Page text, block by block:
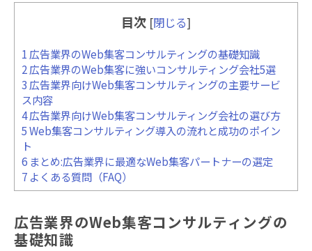
目次 [閉じる]
1 広告業界のWeb集客コンサルティングの基礎知識
2広告業界のWeb集客に強いコンサルティング会社5選
3 広告業界向けWeb集客コンサルティングの主要サービ
ス内容
4広告業界向けWeb集客コンサルティング会社の選び方
5Web集客コンサルティング導入の流れと成功のポイン
ト
6 まとめ:広告業界に最適なWeb集客パートナーの選定
7 よくある質問（FAQ）
広告業界のWeb集客コンサルティングの
基礎知識